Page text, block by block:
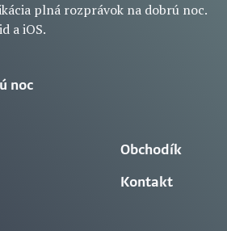
plná rozprávok na dobrú noc.
a iOS.
noc
Obchodík
Kontakt